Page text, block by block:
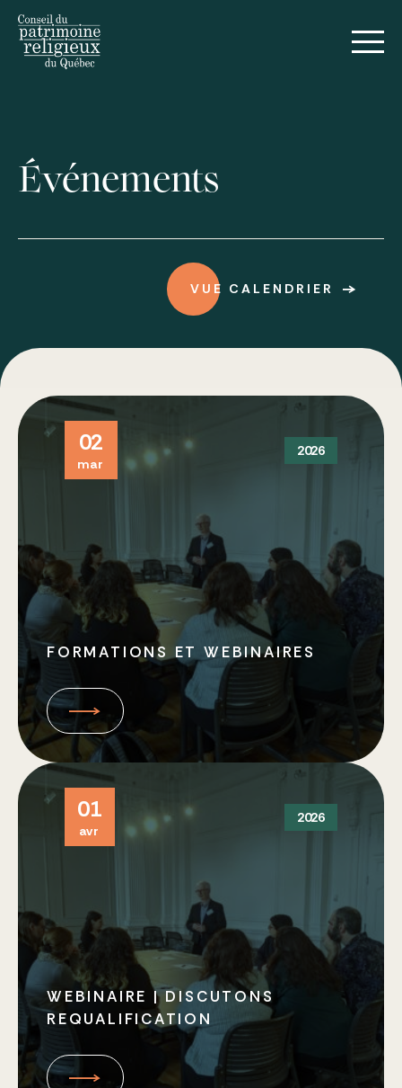
Voir tous les événements
Formations et webinaires
Prix d’excellence
Journées du patrimoine religieux
Journée des archives religieuses
Colloque international 2026
Événements
VUE CALENDRIER
02
mar
2026
FORMATIONS ET WEBINAIRES
01
avr
2026
WEBINAIRE | DISCUTONS
REQUALIFICATION